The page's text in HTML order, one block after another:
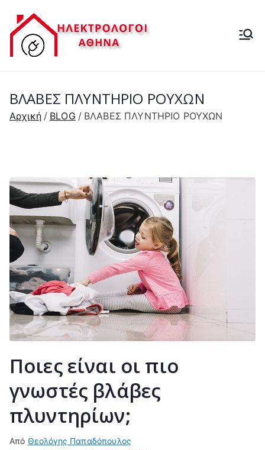
περιεχόμενο
ΗΛΕΚΤΡ
ΟΛΟΓΟΣ
24 ΩΡΕΣ
ΒΛΑΒΕΣ ΠΛΥΝΤΗΡΙΟ ΡΟΥΧΩΝ
Αρχική BLOG ΒΛΑΒΕΣ ΠΛΥΝΤΗΡΙΟ ΡΟΥΧΩΝ
Ποιες είναι οι πιο
γνωστές βλάβες
πλυντηρίων;
Από Θεολόγης Παπαδόπουλος